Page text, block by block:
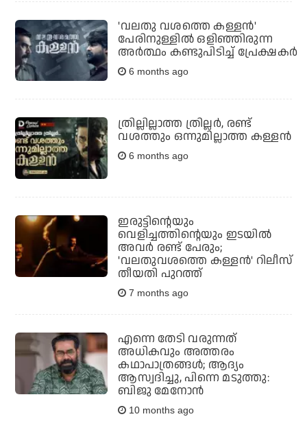
'വലതു വശത്തെ കള്ളൻ'
പേരിനുള്ളിൽ ഒളിഞ്ഞിരുന്ന
അർത്ഥം കണ്ടുപിടിച്ച് പ്രേക്ഷകർ
6 months ago
ത്രില്ലില്ലാത്ത ത്രില്ലര്‍, രണ്ട്
വശത്തും ഒന്നുമില്ലാത്ത കള്ളന്‍
6 months ago
ഇരുട്ടിന്റെയും
വെളിച്ചത്തിന്റെയും ഇടയില്‍
അവര്‍ രണ്ട് പേരും;
'വലതുവശത്തെ കള്ളന്‍' റിലീസ്
തീയതി പുറത്ത്
7 months ago
എന്നെ തേടി വരുന്നത്
അധികവും അത്തരം
കഥാപാത്രങ്ങൾ; ആദ്യം
ആസ്വദിച്ചു, പിന്നെ മടുത്തു:
ബിജു മേനോൻ
10 months ago